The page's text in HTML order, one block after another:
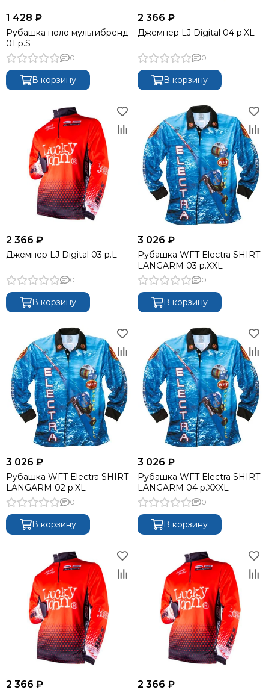
1 428 ₽
Рубашка поло мультибренд
01 р.S
0
В корзину
2 366 ₽
Джемпер LJ Digital 04 р.XL
0
В корзину
2 366 ₽
Джемпер LJ Digital 03 р.L
0
В корзину
3 026 ₽
Рубашка WFT Electra SHIRT
LANGARM 03 р.XXL
0
В корзину
3 026 ₽
Рубашка WFT Electra SHIRT
LANGARM 02 р.XL
0
В корзину
3 026 ₽
Рубашка WFT Electra SHIRT
LANGARM 04 р.XXXL
0
В корзину
2 366 ₽ 2 366 ₽